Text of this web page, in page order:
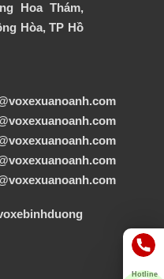
Hoa Thám,
Hòa, TP Hồ
Hotline